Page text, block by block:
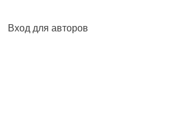
Вход для авторов